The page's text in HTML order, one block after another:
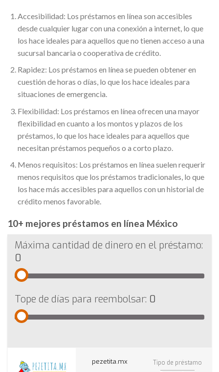
Accesibilidad: Los préstamos en línea son accesibles
desde cualquier lugar con una conexión a internet, lo que
los hace ideales para aquellos que no tienen acceso a una
sucursal bancaria o cooperativa de crédito.
Rapidez: Los préstamos en línea se pueden obtener en
cuestión de horas o días, lo que los hace ideales para
situaciones de emergencia.
Flexibilidad: Los préstamos en línea ofrecen una mayor
flexibilidad en cuanto a los montos y plazos de los
préstamos, lo que los hace ideales para aquellos que
necesitan préstamos pequeños o a corto plazo.
Menos requisitos: Los préstamos en línea suelen requerir
menos requisitos que los préstamos tradicionales, lo que
los hace más accesibles para aquellos con un historial de
crédito menos favorable.
10+ mejores préstamos en línea México
Máxima cantidad de dinero en el préstamo:
0
Tope de días para reembolsar: 0
pezetita.mx Tipo de préstamo